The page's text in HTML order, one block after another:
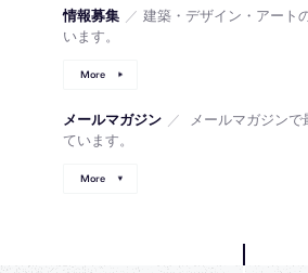
情報募集 ／ 建築・デザイン・アート
います。
More
メールマガジン ／
メールマガジン
ています。
More